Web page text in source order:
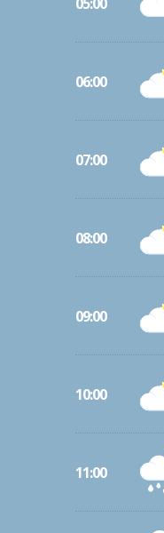
06:00
07:00
08:00
09:00
10:00
11:00